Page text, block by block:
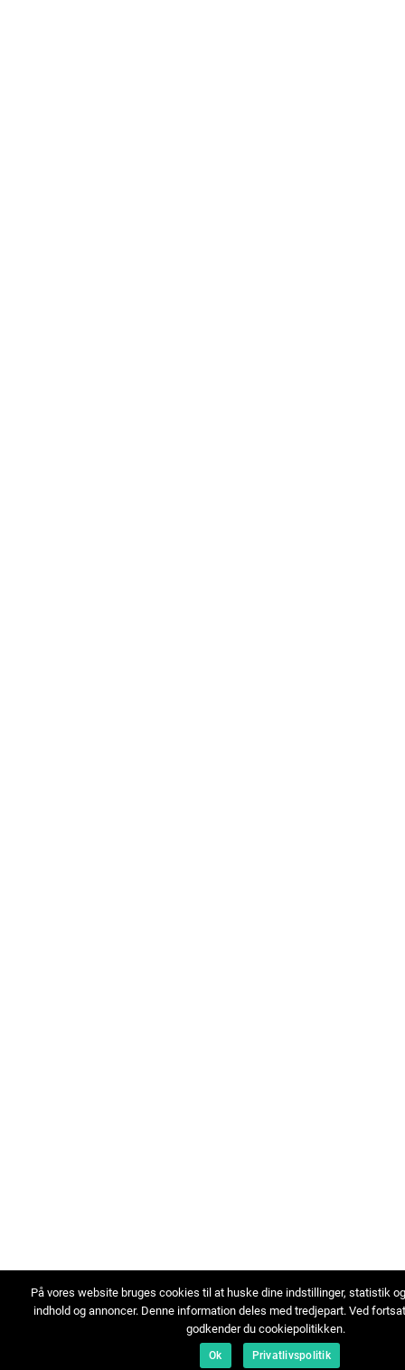
På vores website bruges cookies til at huske dine indstillinger, statistik
indhold og annoncer. Denne information deles med tredjepart. Ved
godkender du cookiepolitikken.
Ok Privatlivspolitik